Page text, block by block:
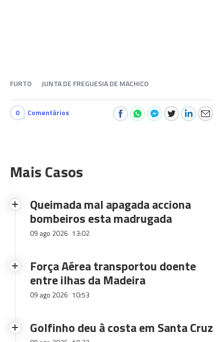
FURTO JUNTA DE FREGUESIA DE MACHICO
0 Comentários
Mais Casos
Queimada mal apagada acciona
bombeiros esta madrugada
09 ago 2026 13:02
Força Aérea transportou doente
entre ilhas da Madeira
09 ago 2026 10:53
Golfinho deu à costa em Santa Cruz